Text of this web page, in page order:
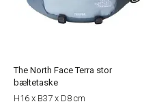
The North Face Terra stor
bæltetaske
H16 x B37 x D8 cm